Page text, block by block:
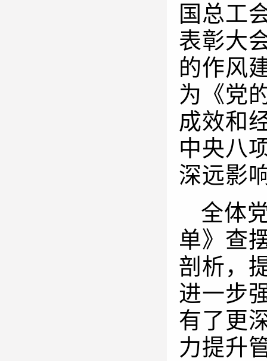
国总工
表彰大
的作风
为《党
成效和
中央八
深远影
全体
单》查
剖析，
进一步
有了更
力提升